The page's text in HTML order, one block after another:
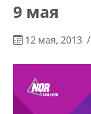
9 мая
12 мая, 2013